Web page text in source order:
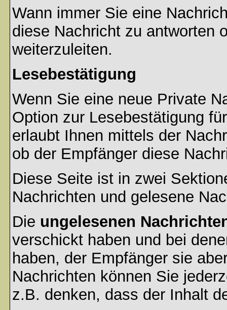
Wann immer Sie eine
diese Nachricht zu antworten
weiterzuleiten.
Lesebestätigung
Wenn Sie eine neue Private
Option zur Lesebestätigung
erlaubt Ihnen mittels der
ob der Empfänger diese
Diese Seite ist in zwei
Nachrichten und gelesene
Die ungelesenen
verschickt haben und bei
haben, der Empfänger sie
Nachrichten können Sie
z.B. denken, dass der Inhalt